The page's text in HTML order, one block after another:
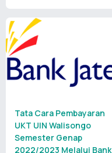
Tata Cara Pembayaran
UKT UIN Walisongo
Semester Genap
2022/2023 Melalui Bank